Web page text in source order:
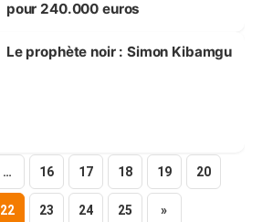
pour 240.000 euros
Le prophète noir : Simon Kibamgu
… 16 17 18 19 20
22 23 24 25 »